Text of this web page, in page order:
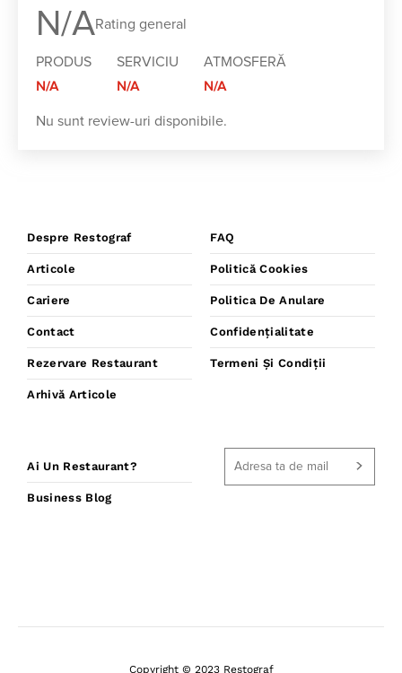
N/ARating general
PRODUS
N/A
SERVICIU
N/A
ATMOSFERĂ
N/A
Nu sunt review-uri disponibile.
Despre Restograf
Articole
Cariere
Contact
Rezervare Restaurant
Arhivă Articole
FAQ
Politică Cookies
Politica De Anulare
Confidențialitate
Termeni Și Condiții
Ai Un Restaurant?
Business Blog
Copyright © 2023 Restograf